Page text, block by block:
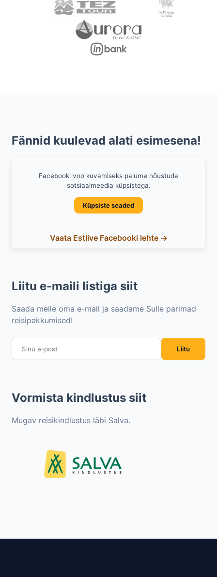
Fännid kuulevad alati esimesena!
Facebooki voo kuvamiseks palume nõustuda
sotsiaalmeedia küpsistega.
Küpsiste seaded
Vaata Estlive Facebooki lehte →
Liitu e-maili listiga siit
Saada meile oma e-mail ja saadame Sulle parimad
reisipakkumised!
Liitu
Vormista kindlustus siit
Mugav reisikindlustus läbi Salva.